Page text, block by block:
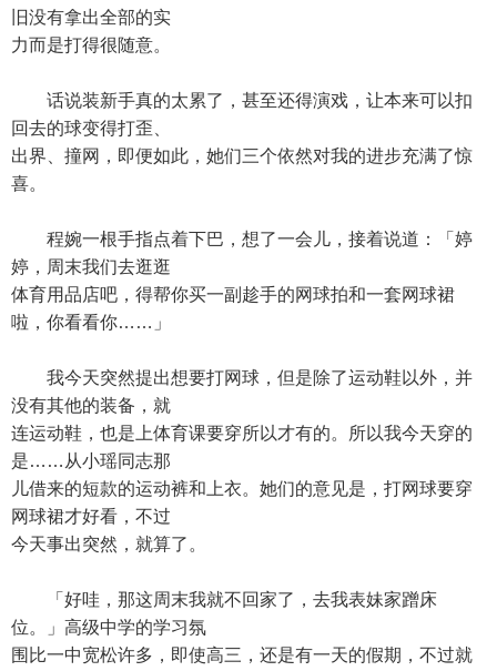
旧没有拿出全部的实
力而是打得很随意。
话说装新手真的太累了，甚至还得演戏，让本来可以扣
回去的球变得打歪、
出界、撞网，即便如此，她们三个依然对我的进步充满了惊
喜。
程婉一根手指点着下巴，想了一会儿，接着说道：「婷
婷，周末我们去逛逛
体育用品店吧，得帮你买一副趁手的网球拍和一套网球裙
啦，你看看你……」
我今天突然提出想要打网球，但是除了运动鞋以外，并
没有其他的装备，就
连运动鞋，也是上体育课要穿所以才有的。所以我今天穿的
是……从小瑶同志那
儿借来的短款的运动裤和上衣。她们的意见是，打网球要穿
网球裙才好看，不过
今天事出突然，就算了。
「好哇，那这周末我就不回家了，去我表妹家蹭床
位。」高级中学的学习氛
围比一中宽松许多，即使高三，还是有一天的假期，不过就